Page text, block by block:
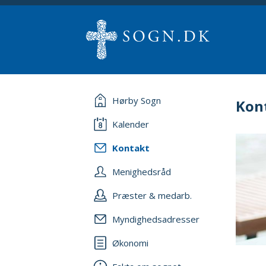
Hørby Sogn
Kalender
Kontakt
Menighedsråd
Præster & medarb.
Myndighedsadresser
Økonomi